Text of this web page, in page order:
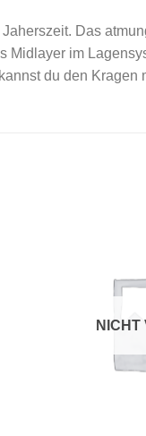
Das
im
du den
NICHT